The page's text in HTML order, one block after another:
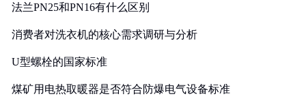
法兰PN25和PN16有什么区别
消费者对洗衣机的核心需求调研与分析
U型螺栓的国家标准
煤矿用电热取暖器是否符合防爆电气设备标准